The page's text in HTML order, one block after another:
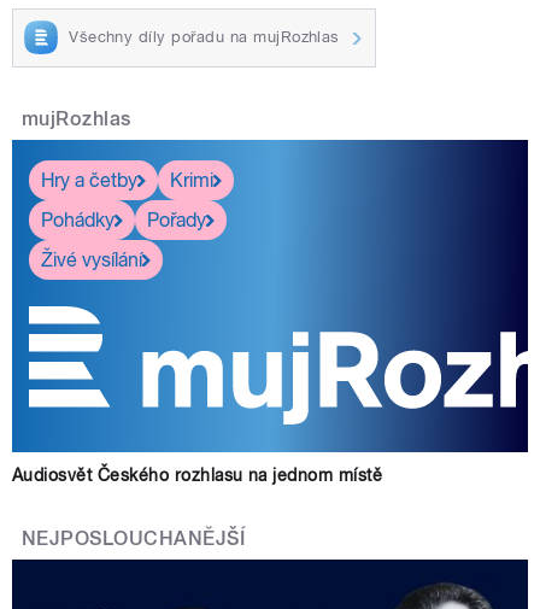
Všechny díly pořadu na mujRozhlas
mujRozhlas
Hry a četby
Krimi
Pohádky
Pořady
Živé vysílání
Audiosvět Českého rozhlasu na jednom místě
NEJPOSLOUCHANĚJŠÍ